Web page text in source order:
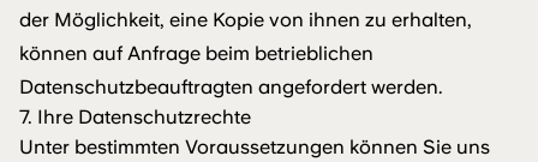
der Möglichkeit, eine Kopie von ihnen zu erhalten,
können auf Anfrage beim betrieblichen
Datenschutzbeauftragten angefordert werden.
7. Ihre Datenschutzrechte
Unter bestimmten Voraussetzungen können Sie uns